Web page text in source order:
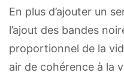
En plus d’ajouter un
l’ajout des bandes
proportionnel de la
air de cohérence à la